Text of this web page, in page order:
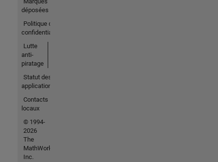
déposées
Politique de
confidentialité
Lutte
anti-
piratage
Statut des
applications
Contacts
locaux
© 1994-
2026
The
MathWorks,
Inc.